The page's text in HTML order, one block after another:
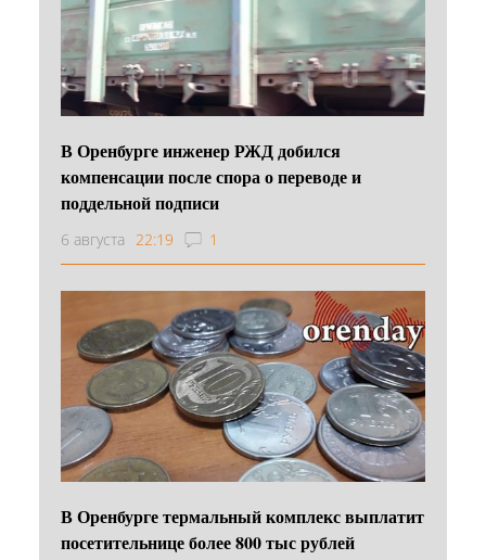
В Оренбурге инженер РЖД добился
компенсации после спора о переводе и
поддельной подписи
6 августа 22:19 1
В Оренбурге термальный комплекс выплатит
посетительнице более 800 тыс рублей